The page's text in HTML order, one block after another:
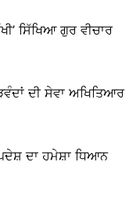
ਸਿੱਖਿਆ ਗੁਰ ਵੀਚਾਰ
ਦੀ ਸੇਵਾ ਅਖਿਤਿਆਰ
ਦਾ ਹਮੇਸ਼ਾ ਧਿਆਨ